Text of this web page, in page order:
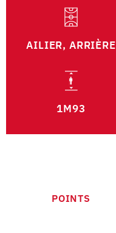
AILIER, ARRIÈRE
1M93
POINTS